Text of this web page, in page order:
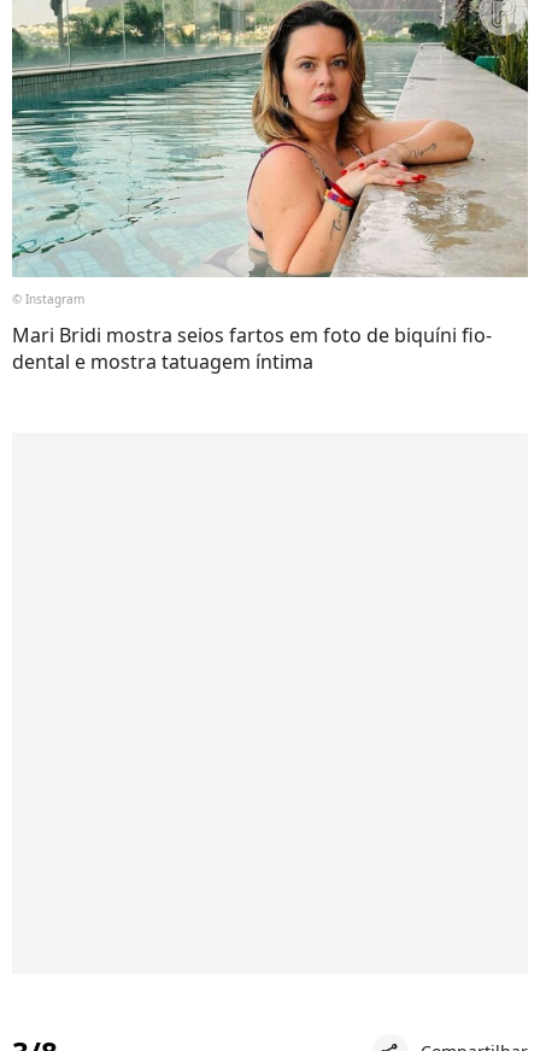
© Instagram
Mari Bridi mostra seios fartos em foto de biquíni fio-
dental e mostra tatuagem íntima